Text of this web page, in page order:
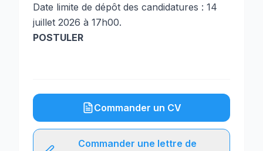
Date limite de dépôt des candidatures : 14
juillet 2026 à 17h00.
POSTULER
Commander un CV
Commander une lettre de